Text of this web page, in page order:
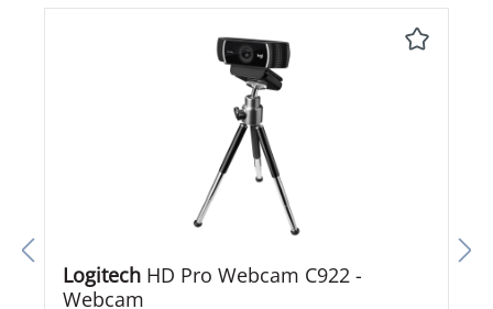
Logitech
Webcam